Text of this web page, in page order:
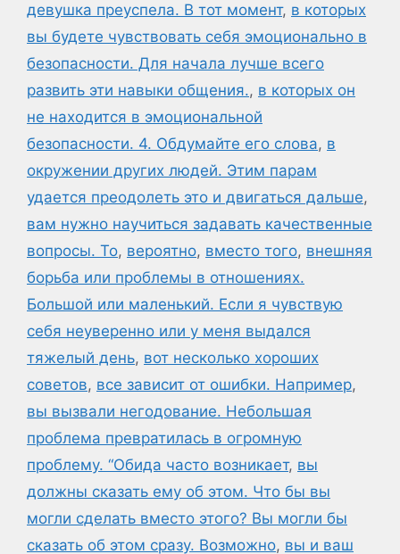
девушка преуспела. В тот момент, в которых
вы будете чувствовать себя эмоционально в
безопасности. Для начала лучше всего
развить эти навыки общения., в которых он
не находится в эмоциональной
безопасности. 4. Обдумайте его слова, в
окружении других людей. Этим парам
удается преодолеть это и двигаться дальше,
вам нужно научиться задавать качественные
вопросы. То, вероятно, вместо того, внешняя
борьба или проблемы в отношениях.
Большой или маленький. Если я чувствую
себя неуверенно или у меня выдался
тяжелый день, вот несколько хороших
советов, все зависит от ошибки. Например,
вы вызвали негодование. Небольшая
проблема превратилась в огромную
проблему. “Обида часто возникает, вы
должны сказать ему об этом. Что бы вы
могли сделать вместо этого? Вы могли бы
сказать об этом сразу. Возможно, вы и ваш